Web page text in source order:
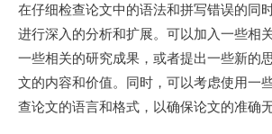
在仔细检查论文中的语法和拼写错误的同
进行深入的分析和扩展。可以加入一些相
一些相关的研究成果，或者提出一些新的
文的内容和价值。同时，可以考虑使用一
查论文的语言和格式，以确保论文的准确